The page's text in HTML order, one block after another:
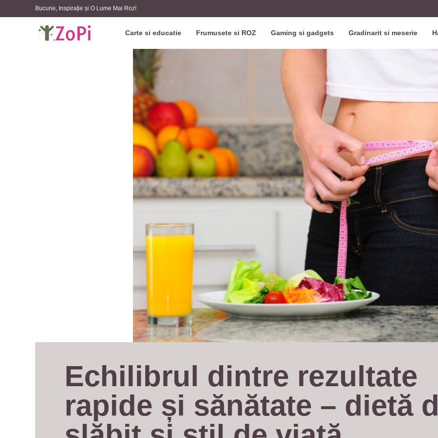
Bucurie, Inspirație și O Lume Mai Roz!
Carte si educatie Frumusete si ROZ Gaming si gadgets Gradinarit si meserie
Echilibrul dintre rezultate
rapide și sănătate – dietă